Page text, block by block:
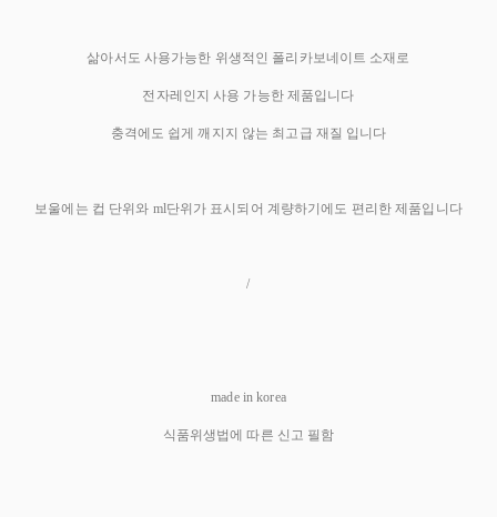
삶아서도 사용가능한 위생적인 폴리카보네이트 소재로
전자레인지 사용 가능한 제품입니다
충격에도 쉽게 깨지지 않는 최고급 재질 입니다
보울에는 컵 단위와 ml단위가 표시되어 계량하기에도 편리한 제품입니다
/
made in korea
식품위생법에 따른 신고 필함